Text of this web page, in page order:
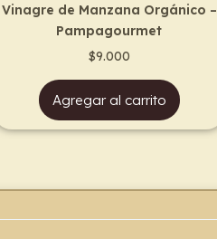
Vinagre de Manzana Orgánico –
Pampagourmet
$9.000
Agregar al carrito